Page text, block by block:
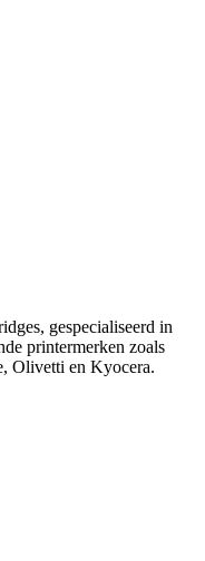
gespecialiseerd in
printermerken zoals
Olivetti en Kyocera.